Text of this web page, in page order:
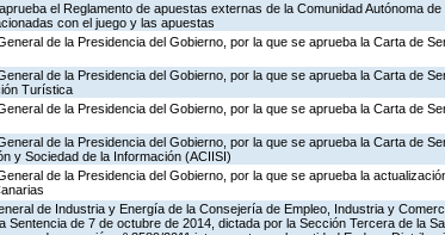
el Reglamento de apuestas externas de la Comunidad Autónoma
con el juego y las apuestas
de la Presidencia del Gobierno, por la que se aprueba la Carta de
de la Presidencia del Gobierno, por la que se aprueba la Carta de
Turística
de la Presidencia del Gobierno, por la que se aprueba la Carta de
de la Presidencia del Gobierno, por la que se aprueba la Carta de
y Sociedad de la Información (ACIISI)
de la Presidencia del Gobierno, por la que se aprueba la
de Industria y Energía de la Consejería de Empleo, Industria y
Sentencia de 7 de octubre de 2014, dictada por la Sección Tercera de la